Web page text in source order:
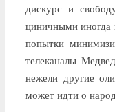
дискурс и
циничными иногда
попытки
телеканалы
нежели другие
может идти о